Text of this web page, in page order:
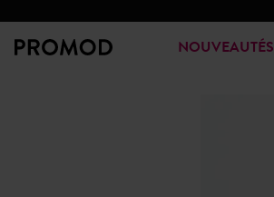
NOUVEAUTÉS